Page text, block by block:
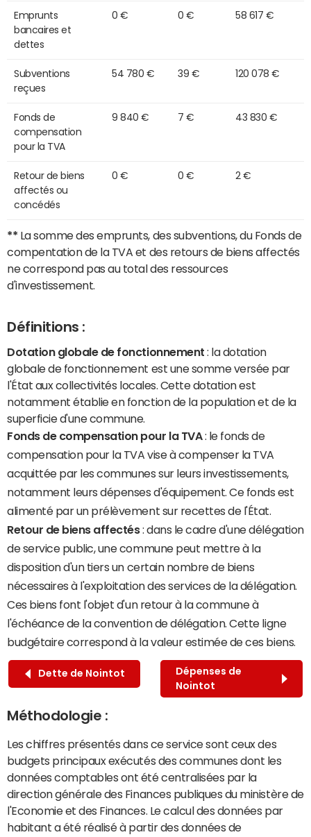
Emprunts
bancaires et
dettes
0 € 0 € 58 617 €
Subventions
reçues
54 780 € 39 € 120 078 €
Fonds de
compensation
pour la TVA
9 840 € 7 € 43 830 €
Retour de biens
affectés ou
concédés
0 € 0 € 2 €
** La somme des emprunts, des subventions, du Fonds de
compentation de la TVA et des retours de biens affectés
ne correspond pas au total des ressources
d'investissement.
Définitions :
Dotation globale de fonctionnement : la dotation
globale de fonctionnement est une somme versée par
l'État aux collectivités locales. Cette dotation est
notamment établie en fonction de la population et de la
superficie d'une commune.
Fonds de compensation pour la TVA: le fonds de
compensation pour la TVA vise à compenser la TVA
acquittée par les communes sur leurs investissements,
notamment leurs dépenses d'équipement. Ce fonds est
alimenté par un prélèvement sur recettes de l'État.
Retour de biens affectés: dans le cadre d'une délégation
de service public, une commune peut mettre à la
disposition d'un tiers un certain nombre de biens
nécessaires à l'exploitation des services de la délégation.
Ces biens font l'objet d'un retour à la commune à
l'échéance de la convention de délégation. Cette ligne
budgétaire correspond à la valeur estimée de ces biens.
Dette de Nointot
Dépenses de
Nointot
Méthodologie :
Les chiffres présentés dans ce service sont ceux des
budgets principaux exécutés des communes dont les
données comptables ont été centralisées par la
direction générale des Finances publiques du ministère de
l'Economie et des Finances. Le calcul des données par
habitant a été réalisé à partir des données de